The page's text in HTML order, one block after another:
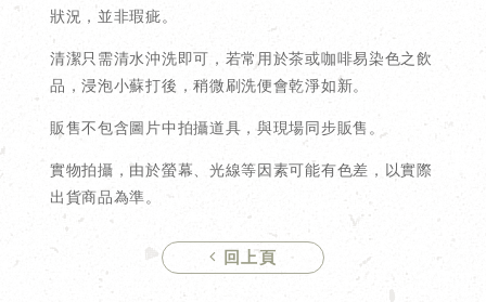
狀況，並非瑕疵。
清潔只需清水沖洗即可，若常用於茶或咖啡易染色之飲
品，浸泡小蘇打後，稍微刷洗便會乾淨如新。
販售不包含圖片中拍攝道具，與現場同步販售。
實物拍攝，由於螢幕、光線等因素可能有色差，以實際
出貨商品為準。
回上頁